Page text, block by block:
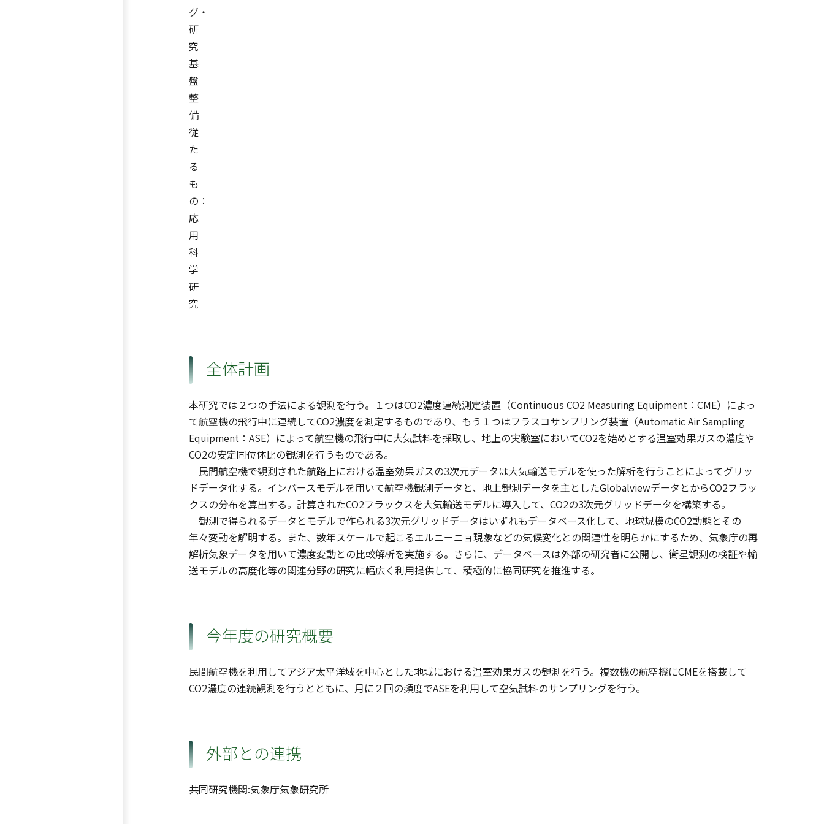
グ・
研
究
基
盤
整
備
従
た
る
も
の：
応
用
科
学
研
究
全体計画
本研究では２つの手法による観測を行う。１つはCO2濃度連続測定装置（Continuous CO2 Measuring Equipment：CME）によっ
て航空機の飛行中に連続してCO2濃度を測定するものであり、もう１つはフラスコサンプリング装置（Automatic Air Sampling
Equipment：ASE）によって航空機の飛行中に大気試料を採取し、地上の実験室においてCO2を始めとする温室効果ガスの濃度や
CO2の安定同位体比の観測を行うものである。
民間航空機で観測された航路上における温室効果ガスの3次元データは大気輸送モデルを使った解析を行うことによってグリッ
ドデータ化する。インバースモデルを用いて航空機観測データと、地上観測データを主としたGlobalviewデータとからCO2フラッ
クスの分布を算出する。計算されたCO2フラックスを大気輸送モデルに導入して、CO2の3次元グリッドデータを構築する。
観測で得られるデータとモデルで作られる3次元グリッドデータはいずれもデータベース化して、地球規模のCO2動態とその
年々変動を解明する。また、数年スケールで起こるエルニーニョ現象などの気候変化との関連性を明らかにするため、気象庁の再
解析気象データを用いて濃度変動との比較解析を実施する。さらに、データベースは外部の研究者に公開し、衛星観測の検証や輸
送モデルの高度化等の関連分野の研究に幅広く利用提供して、積極的に協同研究を推進する。
今年度の研究概要
民間航空機を利用してアジア太平洋域を中心とした地域における温室効果ガスの観測を行う。複数機の航空機にCMEを搭載して
CO2濃度の連続観測を行うとともに、月に２回の頻度でASEを利用して空気試料のサンプリングを行う。
外部との連携
共同研究機関:気象庁気象研究所